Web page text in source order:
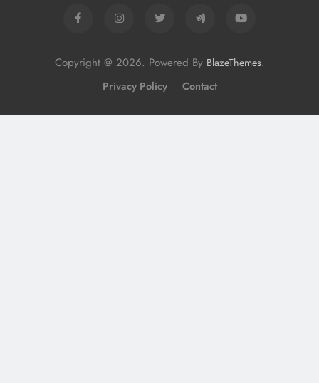
Copyright @ 2026. Powered By BlazeThemes.
Privacy Policy Contact